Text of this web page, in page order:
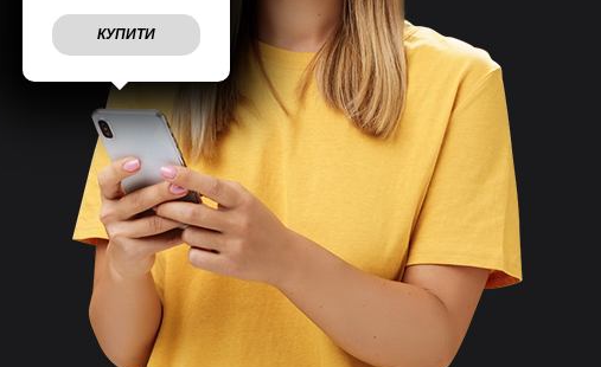
КУПИТИ
Враховуємопобажання
клієнтів
Швидковідправляємо
замовлення
Великий асортимент
товарів